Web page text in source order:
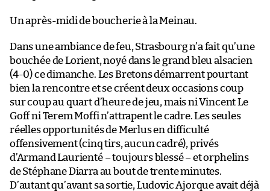
Un après-midi de boucherie à la Meinau.
Dans une ambiance de feu, Strasbourg n’a fait qu’une
bouchée de Lorient, noyé dans le grand bleu alsacien
(4-0) ce dimanche. Les Bretons démarrent pourtant
bien la rencontre et se créent deux occasions coup
sur coup au quart d’heure de jeu, mais ni Vincent Le
Goff ni Terem Moffi n’attrapent le cadre. Les seules
réelles opportunités de Merlus en difficulté
offensivement (cinq tirs, aucun cadré), privés
d’Armand Laurienté – toujours blessé – et orphelins
de Stéphane Diarra au bout de trente minutes.
D’autant qu’avant sa sortie, Ludovic Ajorque avait déjà